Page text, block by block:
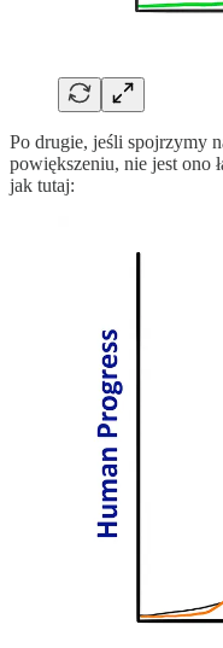
Po drugie, jeśli spojrzymy
powiększeniu, nie jest ono
jak tutaj: